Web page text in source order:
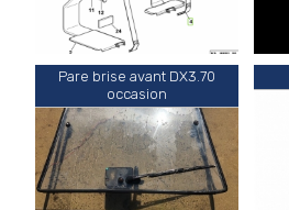
Pare brise avant DX3.70
occasion